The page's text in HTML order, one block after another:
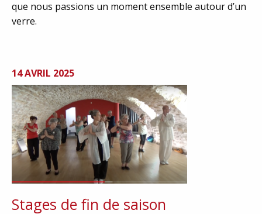
que nous passions un moment ensemble autour d’un
verre.
14 AVRIL 2025
Stages de fin de saison